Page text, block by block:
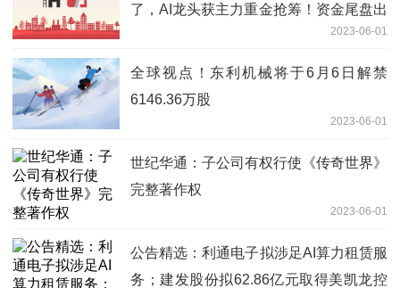
了，AI龙头获主力重金抢筹！资金尾盘出
2023-06-01
全球视点！东利机械将于6月6日解禁
6146.36万股
2023-06-01
世纪华通：子公司有权行使《传奇世界》
完整著作权
2023-06-01
公告精选：利通电子拟涉足AI算力租赁服
务；建发股份拟62.86亿元取得美凯龙控